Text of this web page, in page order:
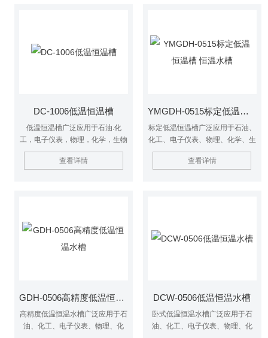
直接加热或制冷和辅助加热或制冷
验或测试，也可作为直接加热或制
冷和辅助加热或制冷的热源或冷
源。
DC-1006低温恒温槽
低温恒温槽广泛应用于石油.化
工，电子仪表，物理，化学，生物
工程，医药卫生，生命科学，轻工
食品物性测试及化学分析等研究部
验或测试，也可作为直接加热或制
冷和辅助加热或制冷的热源或冷
源。
查看详情
YMGDH-0515标定低温恒温槽 恒温水槽
标定低温恒温槽广泛应用于石油、
化工、电子仪表、物理、化学、生
物工程、医药卫生、生命科学、轻
工食品、物性测试及化学分析等研
查看详情
GDH-0506高精度低温恒温水槽
高精度低温恒温水槽广泛应用于石
油、化工、电子仪表、物理、化
DCW-0506低温恒温水槽
卧式低温恒温水槽广泛应用于石
油、化工、电子仪表、物理、化